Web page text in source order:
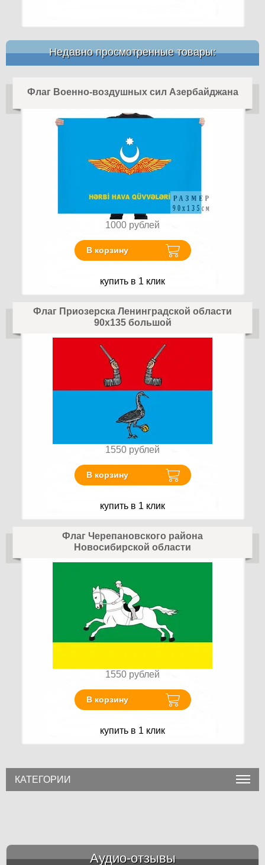
Недавно просмотренные товары:
Флаг Военно-воздушных сил Азербайджана
1000 рублей
В корзину
купить в 1 клик
Флаг Приозерска Ленинградской области
90x135 большой
1550 рублей
В корзину
купить в 1 клик
Флаг Черепановского района
Новосибирской области
1550 рублей
В корзину
купить в 1 клик
КАТЕГОРИИ
Аудио-отзывы